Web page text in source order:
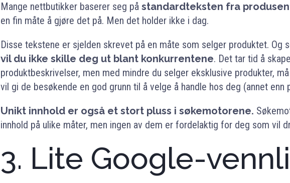
Mange nettbutikker baserer seg på standardteksten fra
en fin måte å gjøre det på. Men det holder ikke i dag.
Disse tekstene er sjelden skrevet på en måte som selger produktet. Og
vil du ikke skille deg ut blant konkurrentene. Det tar tid å
produktbeskrivelser, men med mindre du selger eksklusive produkter,
vil gi de besøkende en god grunn til å velge å handle hos deg (annet enn
Unikt innhold er også et stort pluss i søkemotorene.
innhold på ulike måter, men ingen av dem er fordelaktig for deg som vil
3. Lite Google-